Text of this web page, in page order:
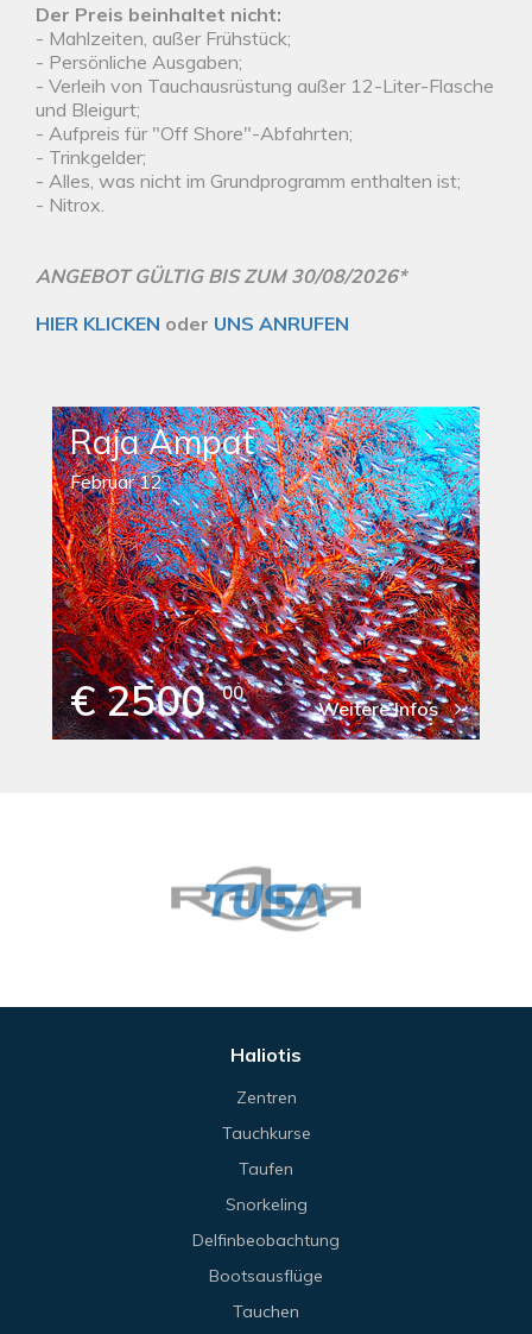
Der Preis beinhaltet nicht:
- Mahlzeiten, außer Frühstück;
- Persönliche Ausgaben;
- Verleih von Tauchausrüstung außer 12-Liter-Flasche
und Bleigurt;
- Aufpreis für "Off Shore"-Abfahrten;
- Trinkgelder;
- Alles, was nicht im Grundprogramm enthalten ist;
- Nitrox.
ANGEBOT GÜLTIG BIS ZUM 30/08/2026*
HIER KLICKEN oder UNS ANRUFEN
Raja Ampat
Februar 12
€ 2500 00
Weitere Infos
Haliotis
Zentren
Tauchkurse
Taufen
Snorkeling
Delfinbeobachtung
Bootsausflüge
Tauchen